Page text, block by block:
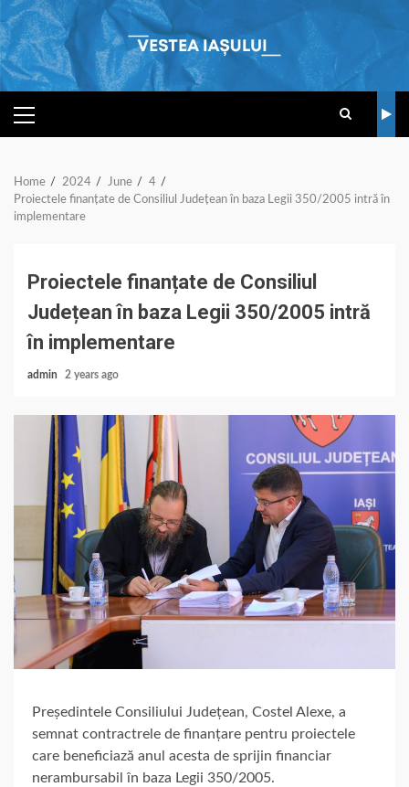
Skip
to
content
PRIMARY
MENU
Home 2024 June
4
Proiectele finanțate de Consiliul Județean în baza Legii 350/2005 intră în
implementare
Proiectele finanțate de Consiliul
Județean în baza Legii 350/2005 intră
în implementare
admin 2 years ago
Președintele Consiliului Județean, Costel Alexe, a
semnat contractrele de finanțare pentru proiectele
care beneficiază anul acesta de sprijin financiar
nerambursabil în baza Legii 350/2005.